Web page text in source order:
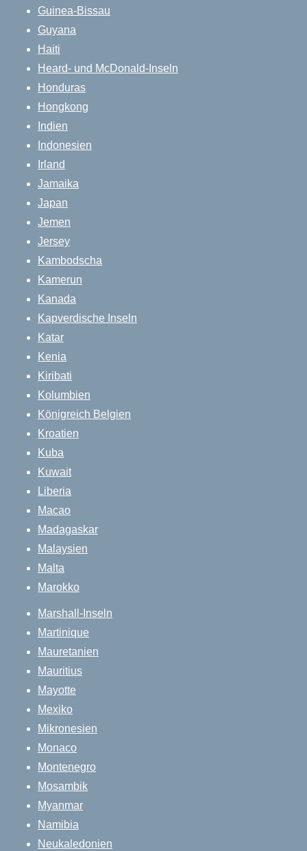
Guinea-Bissau
Guyana
Haiti
Heard- und McDonald-Inseln
Honduras
Hongkong
Indien
Indonesien
Irland
Jamaika
Japan
Jemen
Jersey
Kambodscha
Kamerun
Kanada
Kapverdische Inseln
Katar
Kenia
Kiribati
Kolumbien
Königreich Belgien
Kroatien
Kuba
Kuwait
Liberia
Macao
Madagaskar
Malaysien
Malta
Marokko
Marshall-Inseln
Martinique
Mauretanien
Mauritius
Mayotte
Mexiko
Mikronesien
Monaco
Montenegro
Mosambik
Myanmar
Namibia
Neukaledonien